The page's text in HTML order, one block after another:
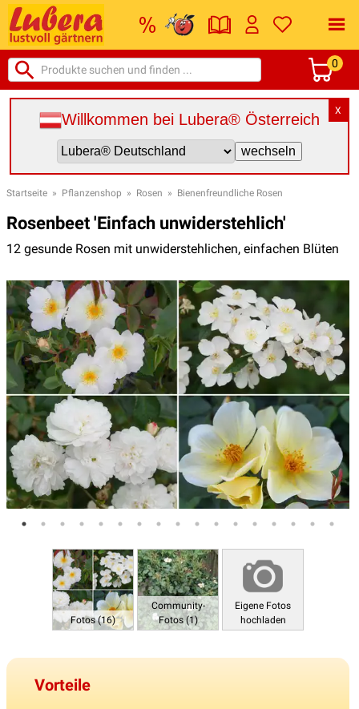
0
X
Willkommen bei Lubera® Österreich
Startseite » Pflanzenshop » Rosen » Bienenfreundliche Rosen
Rosenbeet 'Einfach unwiderstehlich'
12 gesunde Rosen mit unwiderstehlichen, einfachen Blüten
Fotos (16)
Community-
Fotos (1)
Eigene Fotos
hochladen
Vorteile